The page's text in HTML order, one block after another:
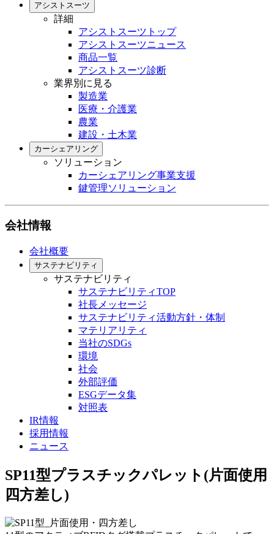
アシストスーツ
詳細
アシストスーツトップ
アシストスーツニュース
商品一覧
アシストスーツ診断
業界別に見る
製造業
医療・介護業
農業
建設・土木業
カーシェアリング
ソリューション
カーシェアリング事業支援
鍵管理ソリューション
会社情報
会社概要
サステナビリティ
サステナビリティ
サステナビリティTOP
社長メッセージ
サステナビリティ活動方針・体制
マテリアリティ
当社のSDGs
環境
社会
外部評価
ESGデータ集
対照表
IR情報
採用情報
ニュース
SP11型プラスチックパレット(片面使用
四方差し)